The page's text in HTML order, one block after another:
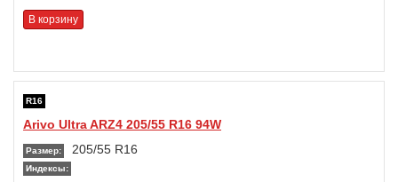
В корзину
R16
Arivo Ultra ARZ4 205/55 R16 94W
Размер: 205/55 R16
Индексы: